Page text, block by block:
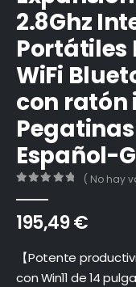
2.8Ghz
Portátiles
WiFi
con
Español-
( No hay
195,49€
【Potente
con Win11 de 14